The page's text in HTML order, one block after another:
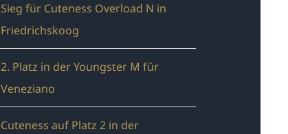
Sieg für Cuteness Overload N in
Friedrichskoog
2. Platz in der Youngster M für
Veneziano
Cuteness auf Platz 2 in der